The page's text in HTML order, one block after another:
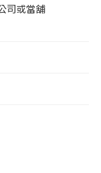
司或當舖